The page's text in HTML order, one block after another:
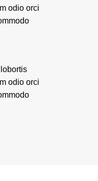
odio orci
odio orci